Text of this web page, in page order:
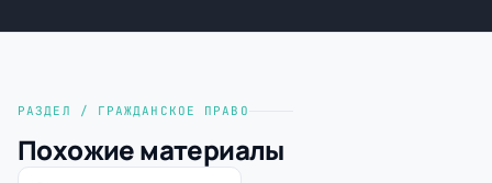
РАЗДЕЛ / ГРАЖДАНСКОЕ ПРАВО
Похожие материалы